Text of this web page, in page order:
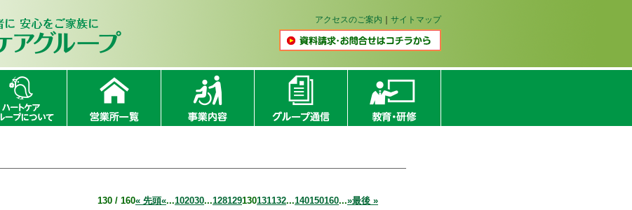
アクセスのご案内 サイトマップ
130 / 160« 先頭«...102030...128129130131132...140150160...»最後 »